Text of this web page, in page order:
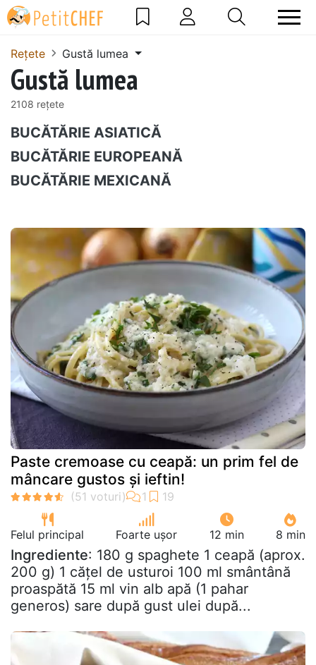
Rețete Gustă lumea
Gustă lumea
2108 rețete
BUCĂTĂRIE ASIATICĂ
BUCĂTĂRIE EUROPEANĂ
BUCĂTĂRIE MEXICANĂ
Paste cremoase cu ceapă: un prim fel de
mâncare gustos și ieftin!
Felul principal Foarte ușor 12 min 8 min
Ingrediente: 180 g spaghete 1 ceapă (aprox.
200 g) 1 cățel de usturoi 100 ml smântână
proaspătă 15 ml vin alb apă (1 pahar
generos) sare după gust ulei după...